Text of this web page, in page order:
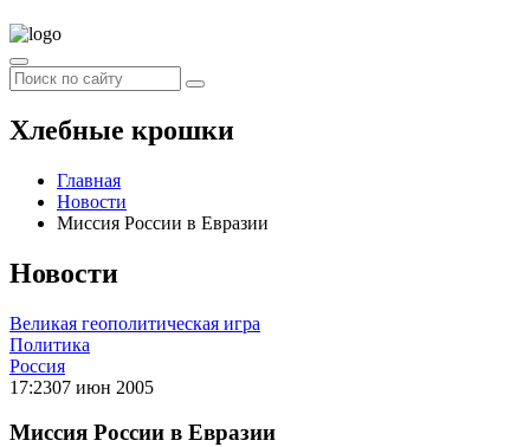
Хлебные крошки
Главная
Новости
Миссия России в Евразии
Новости
Великая геополитическая игра
Политика
Россия
17:2307 июн 2005
Миссия России в Евразии